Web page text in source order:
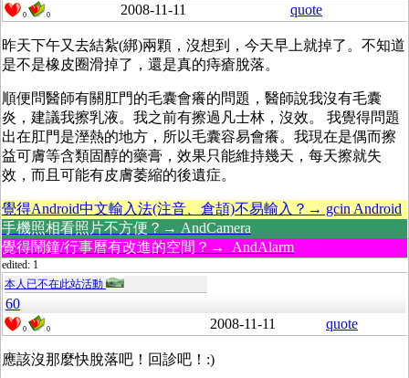
0 0 2008-11-11 quote
昨天下午又去結紮(綁)兩顆，沒想到，今天早上就掉了。不知道
是不是橡皮圈滑掉了，還是真的痔瘡脫落。
順便問醫師有關肛門的毛囊會癢的問題，醫師說我沒有毛囊
炎，建議我擦乳液。我之前有擦過凡士林，沒效。 我覺得問題
出在肛門是溼熱的地方，所以毛囊容易會癢。我現在是偶而擦
益可膚等含類固醇的藥膏，效果只能維持幾天，每天擦就失
效，而且可能有皮膚萎縮的後遺症。
覺得Android中文輸入法(注音、倉頡)不易輸入？→ gcin Android
手機照相看照片不方便？→ AndCamera
覺得鬧鐘/行事曆有改進的空間？→ AndAlarm
edited: 1
本人已不在此站活動
60
0 0 2008-11-11 quote
應該沒那麼快脫落吧！回診吧！:)